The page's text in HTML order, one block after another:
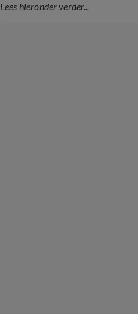
Lees hieronder verder...